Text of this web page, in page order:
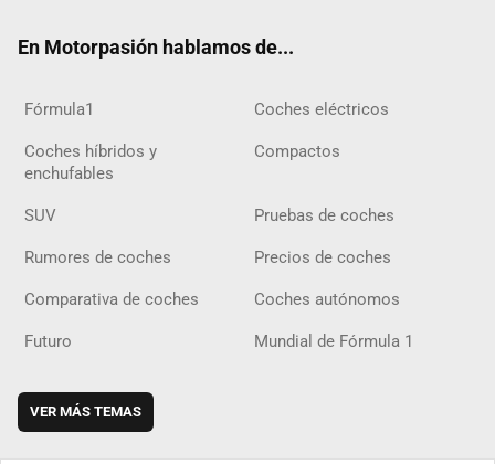
En Motorpasión hablamos de...
Fórmula1 Coches eléctricos
Coches híbridos y
enchufables
Compactos
SUV Pruebas de coches
Rumores de coches Precios de coches
Comparativa de coches Coches autónomos
Futuro Mundial de Fórmula 1
VER MÁS TEMAS